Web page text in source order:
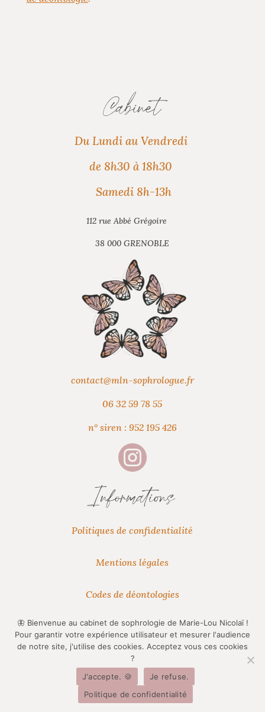
Cabinet
Du Lundi au Vendredi
de 8h30 à 18h30
Samedi 8h-13h
112 rue Abbé Grégoire
38 000 GRENOBLE
contact@mln-sophrologue.fr
06 32 59 78 55
n° siren : 952 195 426

Informations
Politiques de confidentialité
Mentions légales
Codes de déontologies
Engagements
Website Carbon
🦋 Bienvenue au cabinet de sophrologie de Marie-Lou Nicolaï !
Pour garantir votre expérience utilisateur et mesurer l'audience
de notre site, j'utilise des cookies. Acceptez vous ces cookies
?
J'accepte. 🍪
Je refuse.
Politique de confidentialité